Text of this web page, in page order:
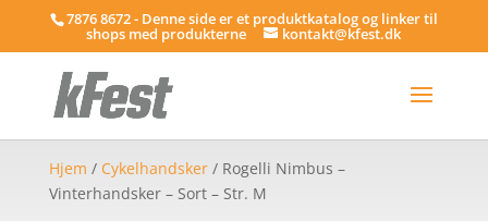
7876 8672 - Denne side er et produktkatalog og linker til
shops med produkterne kontakt@kfest.dk
Hjem / Cykelhandsker/ Rogelli Nimbus –
Vinterhandsker – Sort – Str. M